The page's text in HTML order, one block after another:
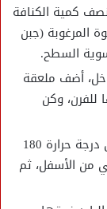
كمية الكنافة
المرغوبة (جبن
السطح.
أضف ملعقة
وكن
أدخل الصينية إلى فرن محمى مسبقًا على درجة حرارة 180
من الأسفل، ثم